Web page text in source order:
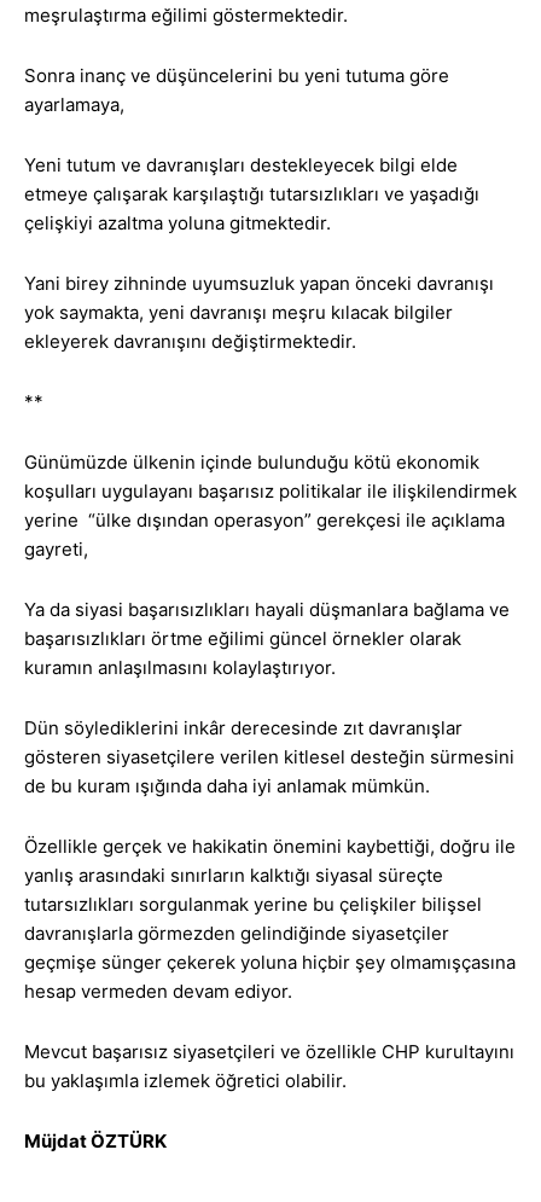
meşrulaştırma eğilimi göstermektedir.
Sonra inanç ve düşüncelerini bu yeni tutuma göre
ayarlamaya,
Yeni tutum ve davranışları destekleyecek bilgi elde
etmeye çalışarak karşılaştığı tutarsızlıkları ve yaşadığı
çelişkiyi azaltma yoluna gitmektedir.
Yani birey zihninde uyumsuzluk yapan önceki davranışı
yok saymakta, yeni davranışı meşru kılacak bilgiler
ekleyerek davranışını değiştirmektedir.
**
Günümüzde ülkenin içinde bulunduğu kötü ekonomik
koşulları uygulayanı başarısız politikalar ile ilişkilendirmek
yerine “ülke dışından operasyon” gerekçesi ile açıklama
gayreti,
Ya da siyasi başarısızlıkları hayali düşmanlara bağlama ve
başarısızlıkları örtme eğilimi güncel örnekler olarak
kuramın anlaşılmasını kolaylaştırıyor.
Dün söylediklerini inkâr derecesinde zıt davranışlar
gösteren siyasetçilere verilen kitlesel desteğin sürmesini
de bu kuram ışığında daha iyi anlamak mümkün.
Özellikle gerçek ve hakikatin önemini kaybettiği, doğru ile
yanlış arasındaki sınırların kalktığı siyasal süreçte
tutarsızlıkları sorgulanmak yerine bu çelişkiler bilişsel
davranışlarla görmezden gelindiğinde siyasetçiler
geçmişe sünger çekerek yoluna hiçbir şey olmamışçasına
hesap vermeden devam ediyor.
Mevcut başarısız siyasetçileri ve özellikle CHP kurultayını
bu yaklaşımla izlemek öğretici olabilir.
Müjdat ÖZTÜRK